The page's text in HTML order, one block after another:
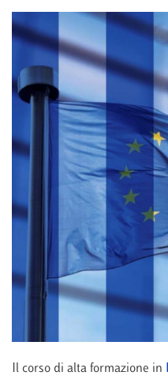
Il corso di alta formazione in